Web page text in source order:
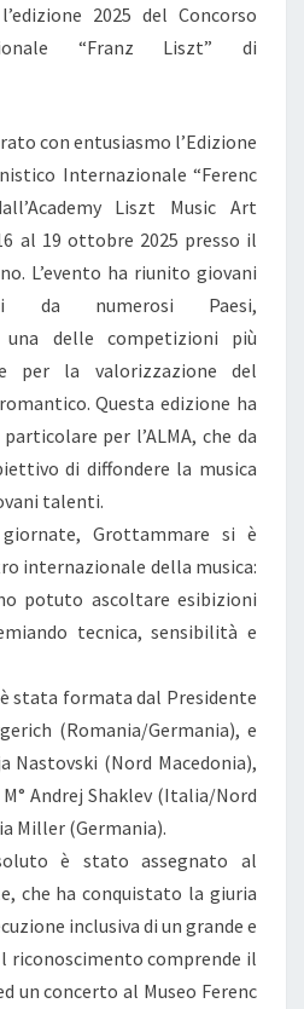
2025 del Concorso
“Franz Liszt” di
con entusiasmo l’Edizione
Internazionale “Ferenc
Liszt Music Art
al 19 ottobre 2025 presso il
L’evento ha riunito giovani
da numerosi Paesi,
una delle competizioni più
per la valorizzazione del
Questa edizione ha
per l’ALMA, che da
di diffondere la musica
talenti.
Grottammare si è
internazionale della musica:
potuto ascoltare esibizioni
tecnica, sensibilità e
stata formata dal Presidente
(Romania/Germania), e
Nastovski (Nord Macedonia),
M° Andrej Shaklev (Italia/Nord
Miller (Germania).
è stato assegnato al
che ha conquistato la giuria
inclusiva di un grande e
riconoscimento comprende il
un concerto al Museo Ferenc